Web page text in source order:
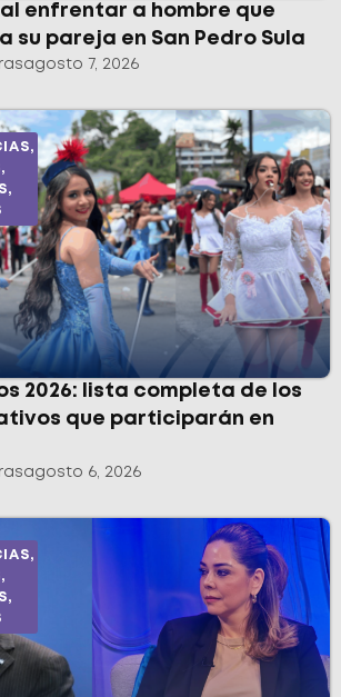
enfrentar a hombre que
su pareja en San Pedro Sula
agosto 7, 2026
,
,
,
2026: lista completa de los
que participarán en
agosto 6, 2026
,
,
,